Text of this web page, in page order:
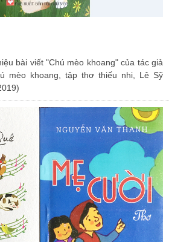
bài viết "Chú mèo khoang" của tác giả
mèo khoang, tập thơ thiếu nhi, Lê Sỹ